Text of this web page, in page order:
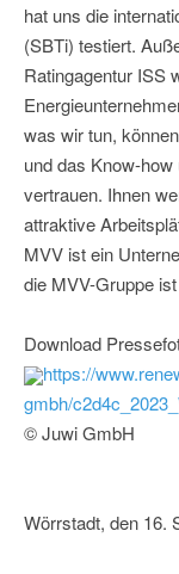
hat uns die
(SBTi) testiert.
Ratingagentur ISS
was wir tun,
und das Know-
vertrauen. Ihnen
attraktive
MVV ist ein
die MVV-Gruppe
Download
https://
gmbh/
© Juwi GmbH
Wörrstadt, den 16.